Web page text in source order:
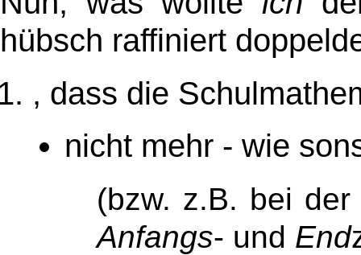
hübsch raffiniert
, dass die
nicht mehr - wie
(bzw. z.B. bei
Anfangs- und End